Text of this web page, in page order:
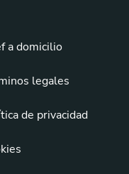
a domicilio
legales
de privacidad